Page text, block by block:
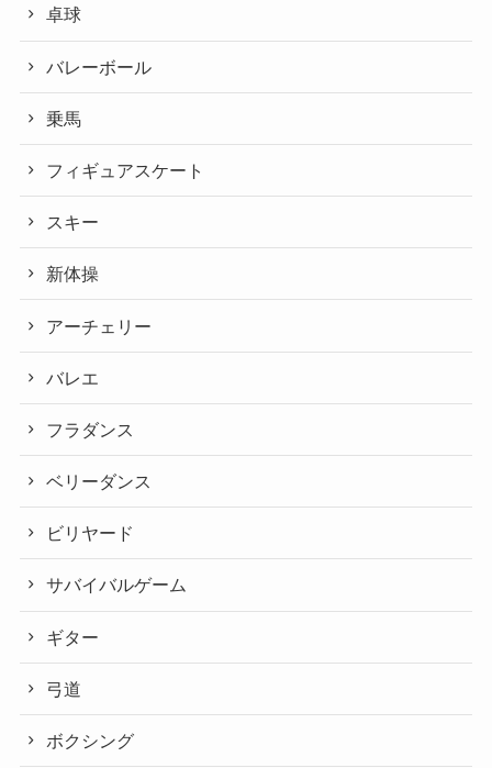
卓球
バレーボール
乗馬
フィギュアスケート
スキー
新体操
アーチェリー
バレエ
フラダンス
ベリーダンス
ビリヤード
サバイバルゲーム
ギター
弓道
ボクシング